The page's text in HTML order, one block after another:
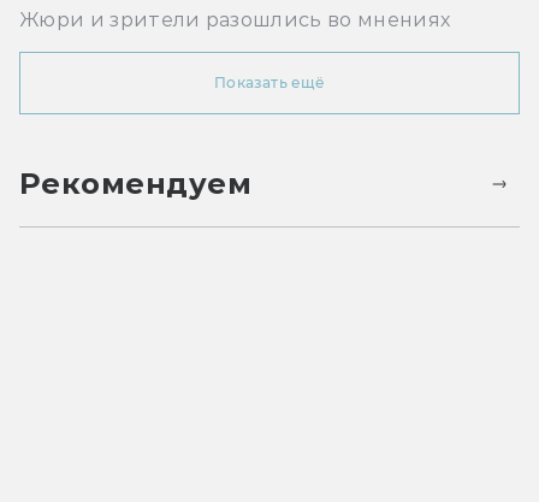
Жюри и зрители разошлись во мнениях
Показать ещё
Рекомендуем